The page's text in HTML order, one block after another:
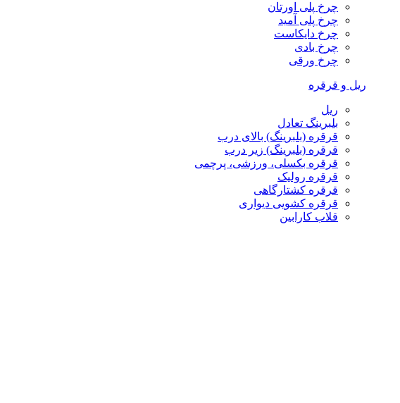
چرخ پلی اورتان
چرخ پلی آمید
چرخ دایکاست
چرخ بادی
چرخ ورقی
ریل و قرقره
ریل
بلبرینگ تعادل
قرقره (بلبرینگ) بالای درب
قرقره (بلبرینگ) زیر درب
قرقره بکسلی، ورزشی، پرچمی
قرقره رولیک
قرقره کشتارگاهی
قرقره کشویی دیواری
قلاب کارابین